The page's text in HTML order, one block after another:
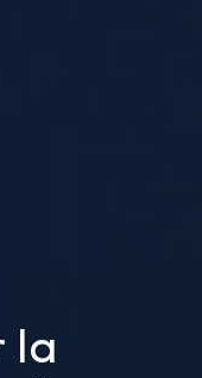
la